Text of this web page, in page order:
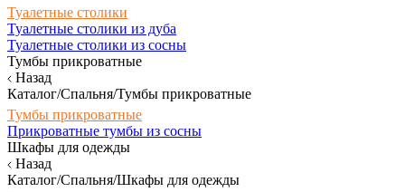
Туалетные столики
Туалетные столики из дуба
Туалетные столики из сосны
Тумбы прикроватные
Назад
Каталог/Спальня/Тумбы прикроватные
Тумбы прикроватные
Прикроватные тумбы из сосны
Шкафы для одежды
Назад
Каталог/Спальня/Шкафы для одежды